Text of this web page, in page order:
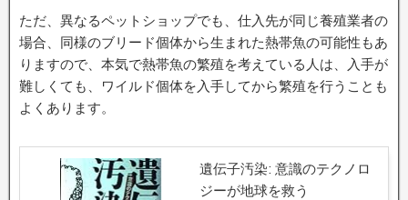
ただ、異なるペットショップでも、仕入先が同じ養殖業者の
場合、同様のブリード個体から生まれた熱帯魚の可能性もあ
りますので、本気で熱帯魚の繁殖を考えている人は、入手が
難しくても、ワイルド個体を入手してから繁殖を行うことも
よくあります。
遺伝子汚染: 意識のテクノロ
ジーが地球を救う